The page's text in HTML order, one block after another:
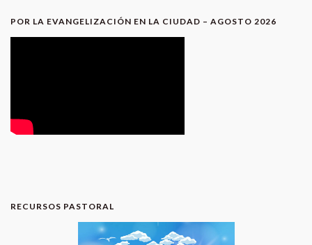
POR LA EVANGELIZACIÓN EN LA CIUDAD – AGOSTO 2026
RECURSOS PASTORAL